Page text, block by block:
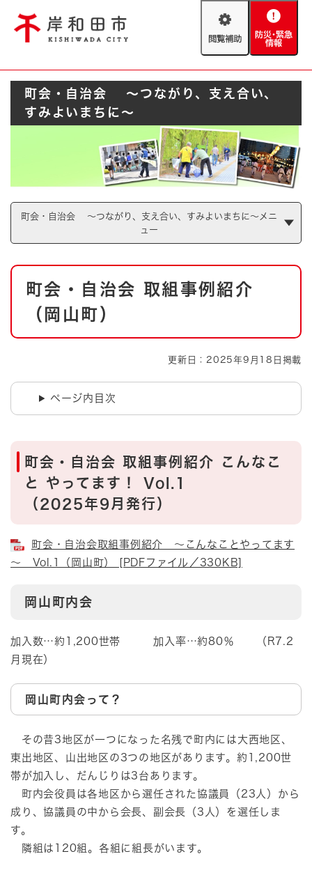
閲
助
防
緊
急
Foreign language
やさしい日本語
拡大
背景色変更 白 黒 青
防災・緊急情報 救急・消防
AED設置箇所
とじる
町会・自治会 ～つながり、支え合い、
すみよいまちに～
町会・自治会 ～つながり、支え合い、すみよいまちに～メニ
ュー
本
町会・自治会 取組事例紹介
（岡山町）
更新日：2025年9月18日掲載
ページ内目次
町会・自治会 取組事例紹介 こんなこ
と やってます！ Vol.1
（2025年9月発行）
町会・自治会取組事例紹介 ～こんなことやってます
～ Vol.1（岡山町） [PDFファイル／330KB]
岡山町内会
加入数…約1,200世帯 加入率…約80％ （R7.2
月現在）
岡山町内会って？
その昔3地区が一つになった名残で町内には大西地区、
東出地区、山出地区の3つの地区があります。約1,200世
帯が加入し、だんじりは3台あります。
町内会役員は各地区から選任された協議員（23人）から
成り、協議員の中から会長、副会長（3人）を選任しま
す。
隣組は120組。各組に組長がいます。